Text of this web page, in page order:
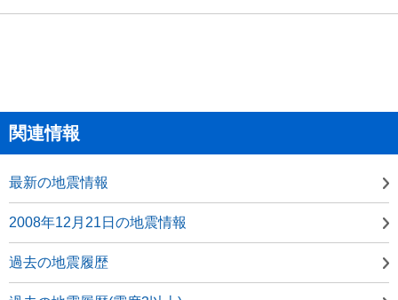
関連情報
最新の地震情報
2008年12月21日の地震情報
過去の地震履歴